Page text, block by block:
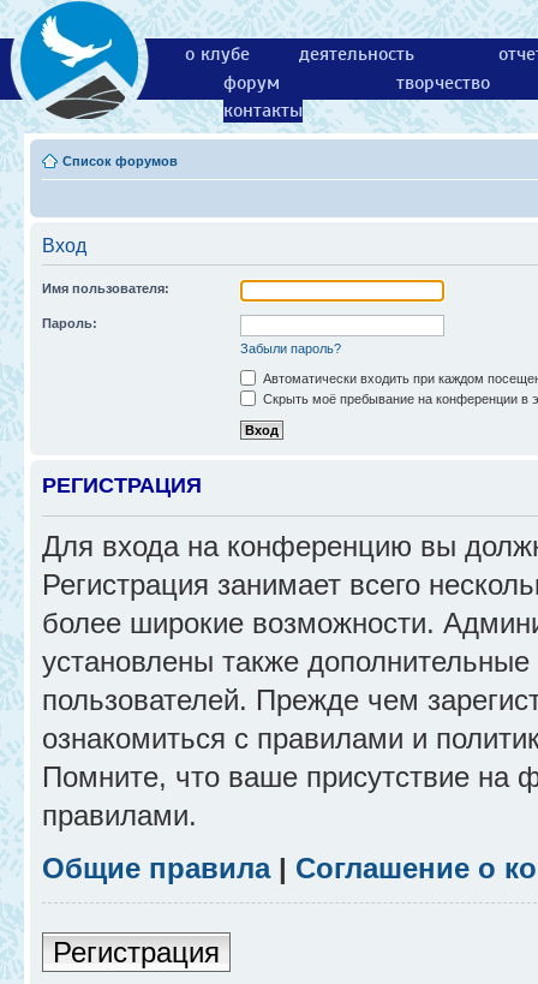
о клубе деятельность
форум
творчество
контакты
Список форумов
Вход
Имя пользователя:
Пароль:
Забыли пароль?
Автоматически входить при каждом
Скрыть моё пребывание на конференции в
РЕГИСТРАЦИЯ
Для входа на конференцию вы
Регистрация занимает всего
более широкие возможности.
установлены также
пользователей. Прежде чем
ознакомиться с правилами и
Помните, что ваше присутствие на
правилами.
Общие правила| Соглашение о
Регистрация